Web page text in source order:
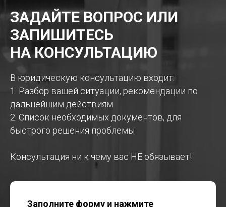
ЗАДАЙТЕ ВОПРОС ИЛИ
ЗАПИШИТЕСЬ
НА КОНСУЛЬТАЦИЮ
В юридическую консультацию входит:
1. Разбор вашей ситуации, рекомендации по
дальнейшим действиям
2. Список необходимых документов, для
быстрого решения проблемы
Консультация ни к чему вас НЕ обязывает!
Заполните форму и нажмите